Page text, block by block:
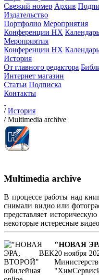
Свежий номер Архив
Издательство
Портфолио Мероприятия
Конференции НХ
Мероприятия
Конференции НХ
История
От главного редактора
Интернет магазин
Статьи Подписка
Контакты
/История
/Multimedia archive
Multimedia archive
В процессе работы над
снимали видио или
представляет
некоторые истересные
"НОВАЯ
20 ноября